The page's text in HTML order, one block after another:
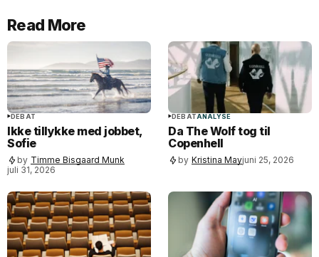
Read More
DEBAT
Ikke tillykke med jobbet,
Sofie
by Timme Bisgaard Munk
juli 31, 2026
DEBATANALYSE
Da The Wolf tog til
Copenhell
by Kristina Mayjuni 25, 2026